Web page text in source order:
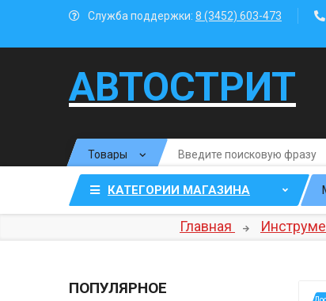
Служба поддержки: 8 (3452) 603-473
АВТОСТРИТ
КАТЕГОРИИ МАГАЗИНА
Главная
ПОПУЛЯРНОЕ